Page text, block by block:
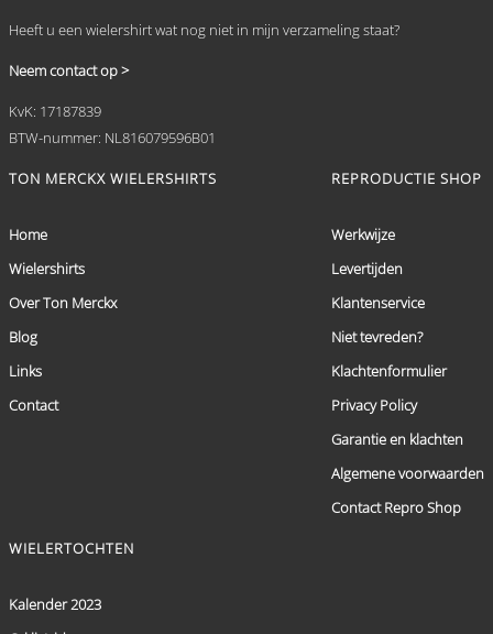
Heeft u een wielershirt wat nog niet in mijn verzameling staat?
Neem contact op >
KvK: 17187839
BTW-nummer: NL816079596B01
TON MERCKX WIELERSHIRTS
Home
Wielershirts
Over Ton Merckx
Blog
Links
Contact
REPRODUCTIE SHOP
Werkwijze
Levertijden
Klantenservice
Niet tevreden?
Klachtenformulier
Privacy Policy
Garantie en klachten
Algemene voorwaarden
Contact Repro Shop
WIELERTOCHTEN
Kalender 2023